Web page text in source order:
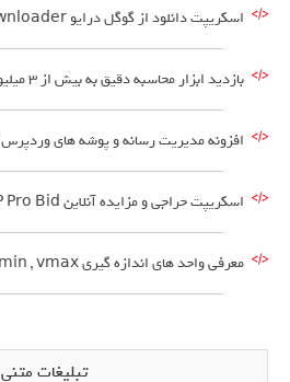
اسکریپت دانلود از گوگل درایو GDrive Downloader
بازدید ابزار محاسبه دقیق به بیش از 3 میلیون نفر رسید …
افزونه مدیریت رسانه و پوشه های وردپرس WP Media Folder
اسکریپت حراجی و مزایده آنلاین PHP Pro Bid نسخه 7.3
معرفی واحد های اندازه گیری vw , vh , vmin , vmax در css3
تبلیغات متنی